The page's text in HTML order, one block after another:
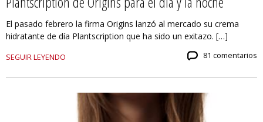
El pasado febrero la firma Origins lanzó al mercado su crema
hidratante de día Plantscription que ha sido un exitazo. […]
SEGUIR LEYENDO 81 comentarios